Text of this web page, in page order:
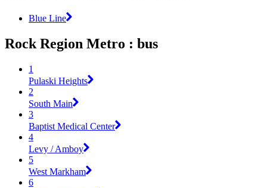
Blue Line
Rock Region Metro : bus
1
Pulaski Heights
2
South Main
3
Baptist Medical Center
4
Levy / Amboy
5
West Markham
6